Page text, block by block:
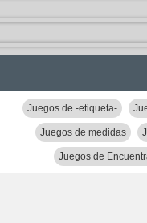
Juegos de -etiqueta-
Juegos de medidas
Juegos de